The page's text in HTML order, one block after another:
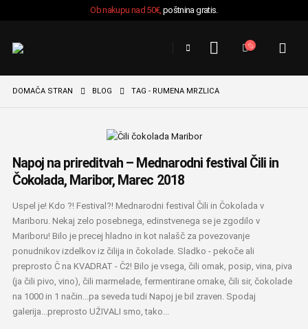
Ob nakupu nad 50€,poštnina gratis.
DOMAČA STRAN BLOG TAG - RUMENA MRZLICA
Napoj na prireditvah – Mednarodni festival Čili in
Čokolada, Maribor, Marec 2018
Uspel je! Kdo ?! Festival?! Mednarodni festival Čili in Čokolada v
Mariboru. Nekaj zelo posebnega, edinstvenega se je zgodilo v
Mariboru! Bilo je precej hladno in kot nalašč za povezovanje
ponudnikov izdelkov iz čilija in čokolade. Sladko - pekoče ali
preprosto Č na KVADRAT - Č2! Bilo je vsega, čili omak, posip, vina, piva
(ja čili pivo, vino), čili marmelade, fermentirane omake, čili sir, čokolade
na 1000 in 1 način...pa seveda tudi Napoj je bil zraven. Spodaj
galerija...preprosto UŽIVALI smo, tako...